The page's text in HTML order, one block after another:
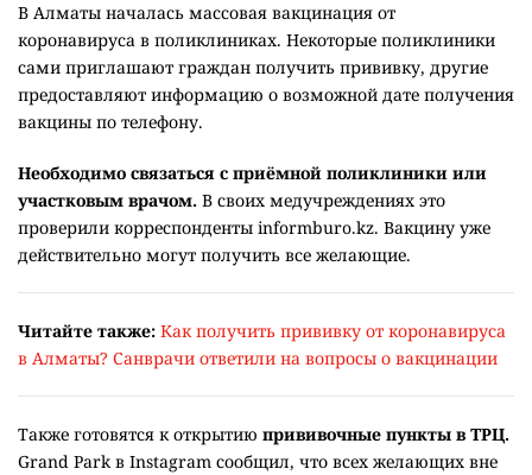
В Алматы началась массовая вакцинация от
коронавируса в поликлиниках. Некоторые поликлиники
сами приглашают граждан получить прививку, другие
предоставляют информацию о возможной дате получения
вакцины по телефону.
Необходимо связаться с приёмной поликлиники или
участковым врачом. В своих медучреждениях это
проверили корреспонденты informburo.kz. Вакцину уже
действительно могут получить все желающие.
Читайте также: Как получить прививку от коронавируса
в Алматы? Санврачи ответили на вопросы о вакцинации
Также готовятся к открытию прививочные пункты в ТРЦ.
Grand Park в Instagram сообщил, что всех желающих вне